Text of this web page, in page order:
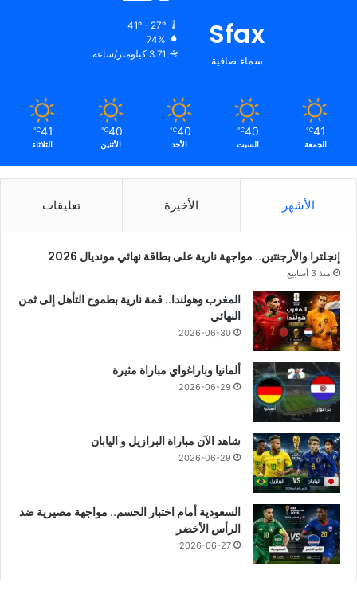
Sfax
سماء صافية
41º - 27º
74%
3.71 كيلومتر/ساعة
41
℃
الجمعة
40
℃
السبت
40
℃
الأحد
40
℃
الأثنين
41
℃
الثلاثاء
الأشهر الأخيرة تعليقات
إنجلترا والأرجنتين.. مواجهة نارية على بطاقة نهائي مونديال 2026
منذ 3 أسابيع
المغرب وهولندا.. قمة نارية بطموح التأهل إلى ثمن
النهائي
2026-06-30
ألمانيا وباراغواي مباراة مثيرة
2026-06-29
شاهد الآن مباراة البرازيل و اليابان
2026-06-29
السعودية أمام اختبار الحسم.. مواجهة مصيرية ضد
الرأس الأخضر
2026-06-27